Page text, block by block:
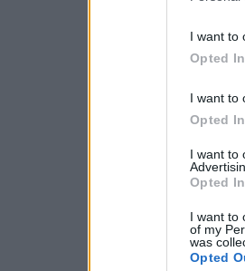
I want to
Opted In
I want to
Opted In
I want to
Opted In
I want to
of my
was
Opted